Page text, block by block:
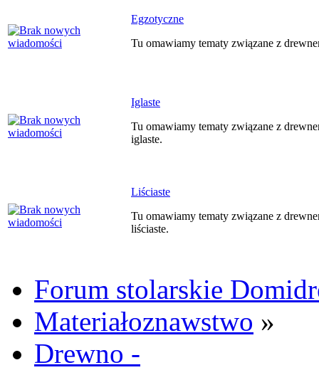
Egzotyczne
Tu omawiamy tematy związane z
Iglaste
Tu omawiamy tematy związane z
iglaste.
Liściaste
Tu omawiamy tematy związane z
liściaste.
Forum stolarskie
Materiałoznawstwo »
Drewno -